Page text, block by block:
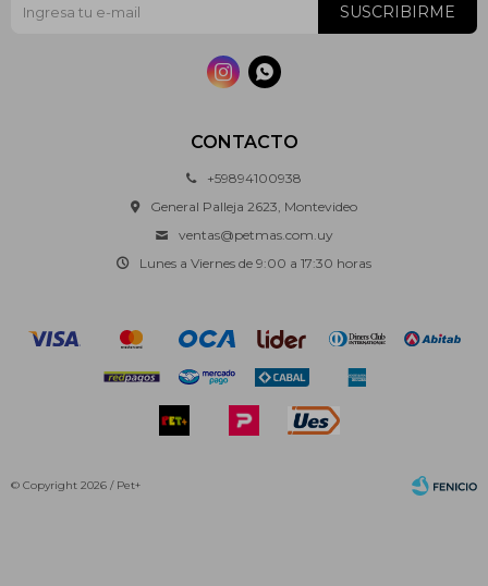
CONTACTO
+59894100938
General Palleja 2623, Montevideo
ventas@petmas.com.uy
Lunes a Viernes de 9:00 a 17:30 horas
SUSCRIBIRME
 
© Copyright 2026 / Pet+